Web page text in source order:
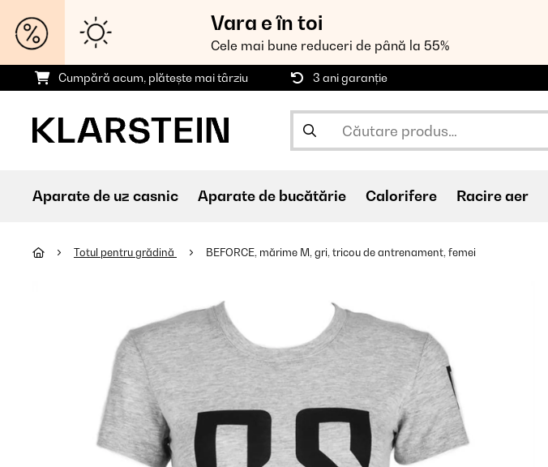
Vara e în toi
Cele mai bune reduceri de până la 55%
Cumpără acum, plătește mai târziu 3 ani garanție
Aparate de uz casnic Aparate de bucătărie Calorifere Racire aer
Totul pentru grădină BEFORCE, mărime M, gri, tricou de antrenament, femei